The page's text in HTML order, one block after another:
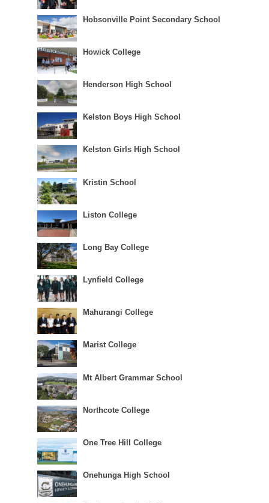
Hobsonville Point Secondary School
Howick College
Henderson High School
Kelston Boys High School
Kelston Girls High School
Kristin School
Liston College
Long Bay College
Lynfield College
Mahurangi College
Marist College
Mt Albert Grammar School
Northcote College
One Tree Hill College
Onehunga High School